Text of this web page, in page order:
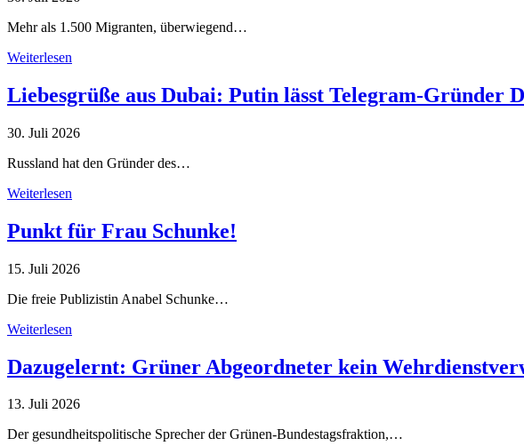
Mehr als 1.500 Migranten, überwiegend…
Weiterlesen
Liebesgrüße aus Dubai: Putin lässt Telegram-Gründer
30. Juli 2026
Russland hat den Gründer des…
Weiterlesen
Punkt für Frau Schunke!
15. Juli 2026
Die freie Publizistin Anabel Schunke…
Weiterlesen
Dazugelernt: Grüner Abgeordneter kein
13. Juli 2026
Der gesundheitspolitische Sprecher der Grünen-Bundestagsfraktion,…